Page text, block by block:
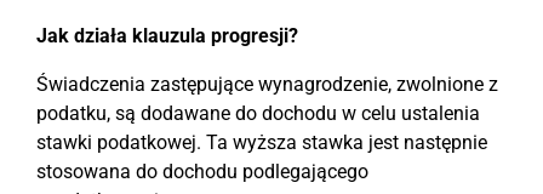
Jak działa klauzula progresji?
Świadczenia zastępujące wynagrodzenie, zwolnione z
podatku, są dodawane do dochodu w celu ustalenia
stawki podatkowej. Ta wyższa stawka jest następnie
stosowana do dochodu podlegającego